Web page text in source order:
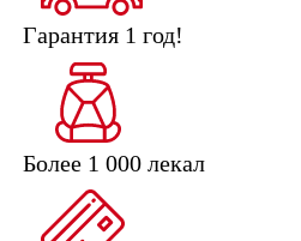
Гарантия 1 год!
Более 1 000 лекал